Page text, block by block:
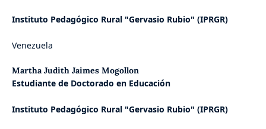
Instituto Pedagógico Rural "Gervasio Rubio" (IPRGR)
Venezuela
Martha Judith Jaimes Mogollon
Estudiante de Doctorado en Educación
Instituto Pedagógico Rural "Gervasio Rubio" (IPRGR)